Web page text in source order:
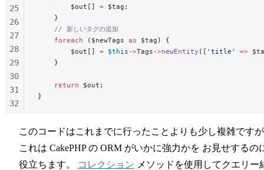
        $out[]
= $tag;
    }
    // 新しいタグの追加
    foreach
($newTags as $tag) {
        $out[]
= $this ->Tags ->newEntity ([ 'title' =>
    }
    return
$out;
}
25
26
27
28
29
30
31
32
このコードはこれまでに行ったことよりも少し複雑です
これは CakePHP の ORM がいかに強力かを お見せするの
役立ちます。
コレクション メソッドを使用してクエリー